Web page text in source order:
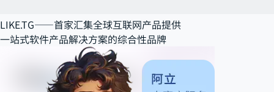
LIKE.TG——首家汇集全球互联网产品提供
一站式软件产品解决方案的综合性品牌